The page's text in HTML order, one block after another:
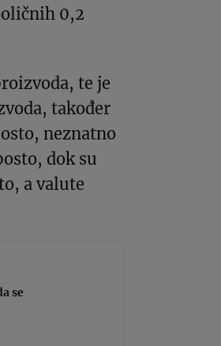
0,2
te je
također
neznatno
dok su
a valute
se